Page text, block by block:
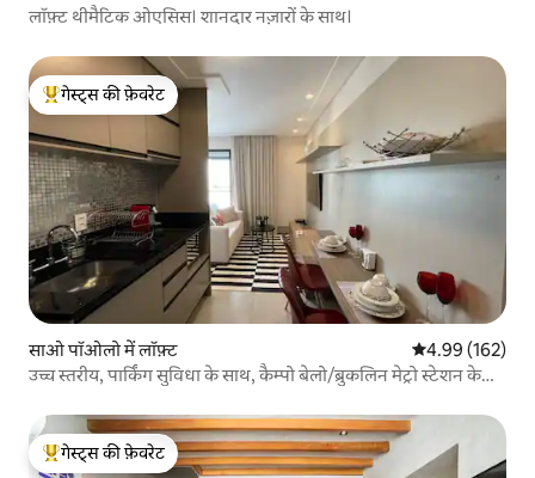
लॉफ़्ट थीमैटिक ओएसिस। शानदार नज़ारों के साथ।
गेस्ट्स का टॉप फ़ेवरेट
गेस्ट्स की फ़ेवरेट
साओ पॉओलो में लॉफ़्ट औसत रेटिंग 5 में से
4.99 (162)
उच्च स्तरीय, पार्किंग सुविधा के साथ, कैम्पो बेलो/ब्रुकलिन मेट्रो स्टेशन के
गेस्ट्स का टॉप फ़ेवरेट
गेस्ट्स की फ़ेवरेट